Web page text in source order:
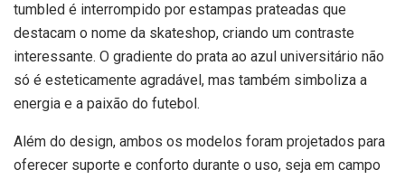
tumbled é interrompido por estampas prateadas que
destacam o nome da skateshop, criando um contraste
interessante. O gradiente do prata ao azul universitário não
só é esteticamente agradável, mas também simboliza a
energia e a paixão do futebol.
Além do design, ambos os modelos foram projetados para
oferecer suporte e conforto durante o uso, seja em campo